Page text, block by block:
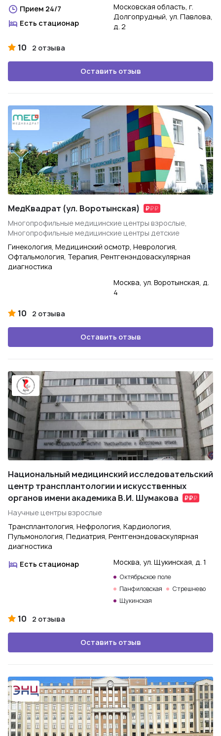
Прием 24/7
Есть стационар
Московская область, г.
Долгопрудный, ул. Павлова,
д. 2
10 2 отзыва
Оставить отзыв
МедКвадрат (ул. Воротынская)
Многопрофильные медицинские центры взрослые,
Многопрофильные медицинские центры детские
Гинекология, Медицинский осмотр, Неврология,
Офтальмология, Терапия, Рентгенэндоваскулярная
диагностика
Москва, ул. Воротынская, д.
4
10 2 отзыва
Оставить отзыв
Национальный медицинский исследовательский
центр трансплантологии и искусственных
органов имени академика В.И. Шумакова
Научные центры взрослые
Трансплантология, Нефрология, Кардиология,
Пульмонология, Педиатрия, Рентгенэндоваскулярная
диагностика
Есть стационар
Москва, ул. Щукинская, д. 1
Октябрьское поле
Панфиловская
Стрешнево
Щукинская
10 2 отзыва
Оставить отзыв